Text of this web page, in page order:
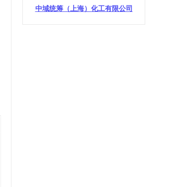
中域统筹（上海）化工有限公司